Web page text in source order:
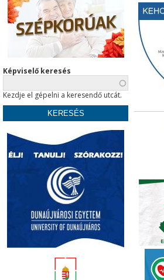
Képviselő keresés
Kezdje el gépelni a keresendő utcát.